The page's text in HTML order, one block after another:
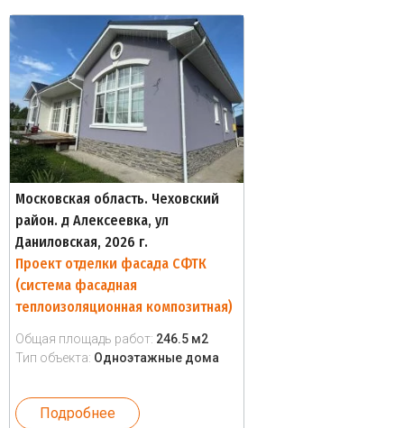
Московская область. Чеховский
район. д Алексеевка, ул
Даниловская, 2026 г.
Проект отделки фасада СФТК
(система фасадная
теплоизоляционная композитная)
Общая площадь работ: 246.5 м2
Тип объекта: Одноэтажные дома
Подробнее